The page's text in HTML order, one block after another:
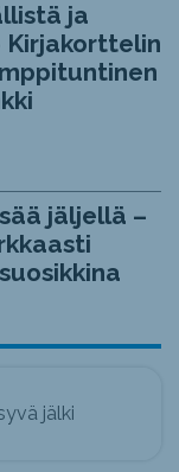
ja
Kirjakorttelin
jäljellä –
jälki